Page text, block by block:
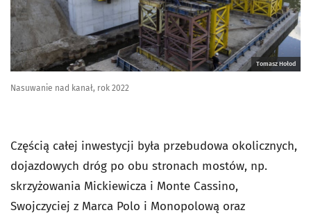
Tomasz Hołod
Nasuwanie nad kanał, rok 2022
Częścią całej inwestycji była przebudowa okolicznych,
dojazdowych dróg po obu stronach mostów, np.
skrzyżowania Mickiewicza i Monte Cassino,
Swojczyciej z Marca Polo i Monopolową oraz